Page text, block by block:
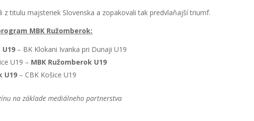
titulu majsteriek Slovenska a zopakovali tak predvlaňajší triumf.
MBK Ružomberok:
– BK Klokani Ivanka pri Dunaji U19
U19 – MBK Ružomberok U19
U19 – CBK Košice U19
na základe mediálneho partnerstva